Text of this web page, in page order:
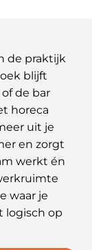
de praktijk
blijft
de bar
horeca
uit je
en zorgt
werkt én
waar je
logisch op